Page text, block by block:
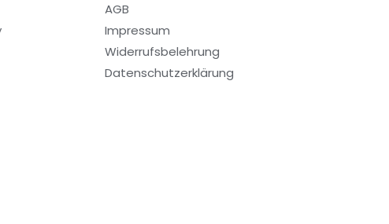
AGB
Impressum
Widerrufsbelehrung
Datenschutzerklärung